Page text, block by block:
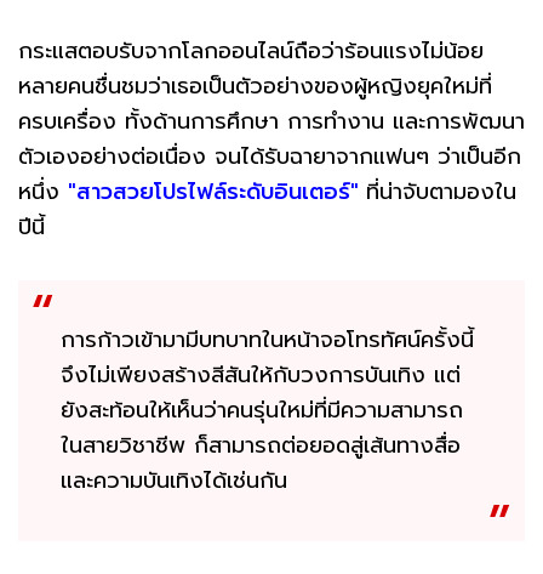
กระแสตอบรับจากโลกออนไลน์ถือว่าร้อนแรงไม่น้อย
หลายคนชื่นชมว่าเธอเป็นตัวอย่างของผู้หญิงยุคใหม่ที่
ครบเครื่อง ทั้งด้านการศึกษา การทำงาน และการพัฒนา
ตัวเองอย่างต่อเนื่อง จนได้รับฉายาจากแฟนๆ ว่าเป็นอีก
หนึ่ง "สาวสวยโปรไฟล์ระดับอินเตอร์" ที่น่าจับตามองใน
ปีนี้
การก้าวเข้ามามีบทบาทในหน้าจอโทรทัศน์ครั้งนี้
จึงไม่เพียงสร้างสีสันให้กับวงการบันเทิง แต่
ยังสะท้อนให้เห็นว่าคนรุ่นใหม่ที่มีความสามารถ
ในสายวิชาชีพ ก็สามารถต่อยอดสู่เส้นทางสื่อ
และความบันเทิงได้เช่นกัน